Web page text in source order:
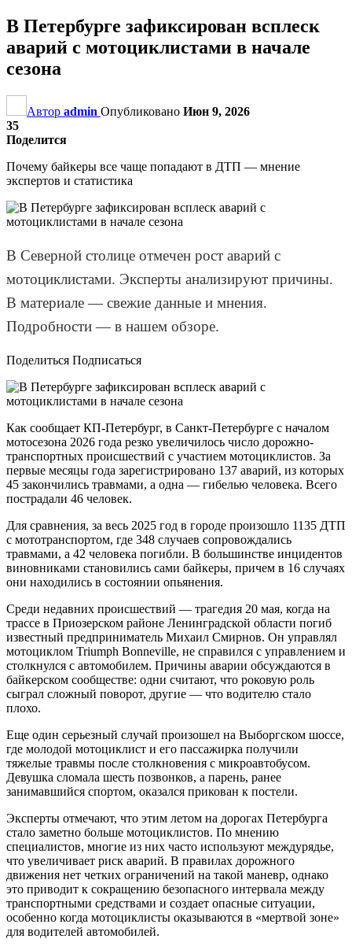
В Петербурге зафиксирован всплеск
аварий с мотоциклистами в начале
сезона
Автор admin Опубликовано Июн 9, 2026
35
Поделится
Почему байкеры все чаще попадают в ДТП — мнение
экспертов и статистика
В Северной столице отмечен рост аварий с
мотоциклистами. Эксперты анализируют причины.
В материале — свежие данные и мнения.
Подробности — в нашем обзоре.
Поделиться Подписаться
Как сообщает КП-Петербург, в Санкт-Петербурге с началом
мотосезона 2026 года резко увеличилось число дорожно-
транспортных происшествий с участием мотоциклистов. За
первые месяцы года зарегистрировано 137 аварий, из которых
45 закончились травмами, а одна — гибелью человека. Всего
пострадали 46 человек.
Для сравнения, за весь 2025 год в городе произошло 1135 ДТП
с мототранспортом, где 348 случаев сопровождались
травмами, а 42 человека погибли. В большинстве инцидентов
виновниками становились сами байкеры, причем в 16 случаях
они находились в состоянии опьянения.
Среди недавних происшествий — трагедия 20 мая, когда на
трассе в Приозерском районе Ленинградской области погиб
известный предприниматель Михаил Смирнов. Он управлял
мотоциклом Triumph Bonneville, не справился с управлением и
столкнулся с автомобилем. Причины аварии обсуждаются в
байкерском сообществе: одни считают, что роковую роль
сыграл сложный поворот, другие — что водителю стало
плохо.
Еще один серьезный случай произошел на Выборгском шоссе,
где молодой мотоциклист и его пассажирка получили
тяжелые травмы после столкновения с микроавтобусом.
Девушка сломала шесть позвонков, а парень, ранее
занимавшийся спортом, оказался прикован к постели.
Эксперты отмечают, что этим летом на дорогах Петербурга
стало заметно больше мотоциклистов. По мнению
специалистов, многие из них часто используют междурядье,
что увеличивает риск аварий. В правилах дорожного
движения нет четких ограничений на такой маневр, однако
это приводит к сокращению безопасного интервала между
транспортными средствами и создает опасные ситуации,
особенно когда мотоциклисты оказываются в «мертвой зоне»
для водителей автомобилей.